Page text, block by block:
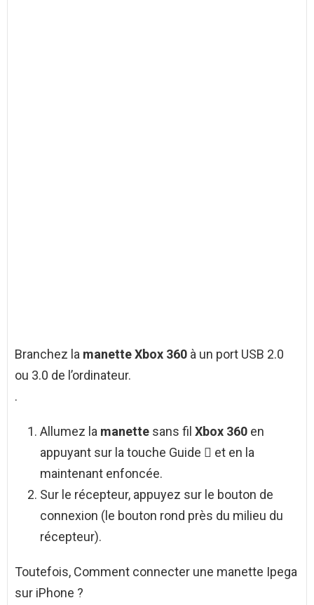
Branchez la manette Xbox 360 à un port USB 2.0
ou 3.0 de l’ordinateur.
.
Allumez la manette sans fil Xbox 360 en
appuyant sur la touche Guide  et en la
maintenant enfoncée.
Sur le récepteur, appuyez sur le bouton de
connexion (le bouton rond près du milieu du
récepteur).
Toutefois, Comment connecter une manette Ipega
sur iPhone ?